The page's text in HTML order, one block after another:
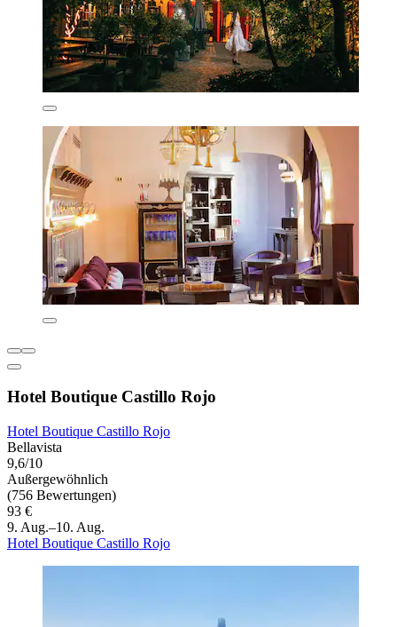
Hotel Boutique Castillo Rojo
Hotel Boutique Castillo Rojo
Bellavista
9,6/10
Außergewöhnlich
(756 Bewertungen)
93 €
9. Aug.–10. Aug.
Hotel Boutique Castillo Rojo